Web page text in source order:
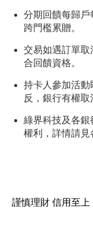
分期回饋每歸
跨門檻累贈。
交易如遇訂單
合回饋資格。
持卡人參加活動
反，銀行有權取
綠界科技及各銀
權利，詳情請見
謹慎理財 信用至上